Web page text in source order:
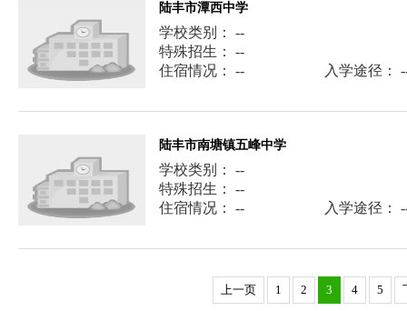
陆丰市潭西中学
学校类别： --
特殊招生： --
住宿情况： --
入学途径：
陆丰市南塘镇五峰中学
学校类别： --
特殊招生： --
住宿情况： --
入学途径：
上一页 1 2 3 4 5